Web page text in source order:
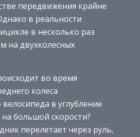
передвижения крайне
в реальности
в несколько раз
на двухколесных
во время
колеса
в углубление
большой скорости?
перелетает через руль,